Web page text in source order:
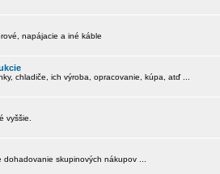
napájacie a iné káble
chladiče, ich výroba, opracovanie, kúpa, atď ...
vyššie.
skupinových nákupov ...